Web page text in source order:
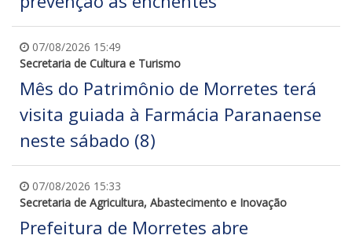
07/08/2026 15:49
Secretaria de Cultura e Turismo
Mês do Patrimônio de Morretes terá
visita guiada à Farmácia Paranaense
neste sábado (8)
07/08/2026 15:33
Secretaria de Agricultura, Abastecimento e Inovação
Prefeitura de Morretes abre